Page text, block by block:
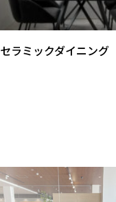
セラミックダイニング